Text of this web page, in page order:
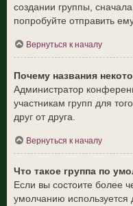
создании группы,
попробуйте отправить
Вернуться к началу
Почему названия
Администратор
участникам групп для
друг от друга.
Вернуться к началу
Что такое группа по
Если вы состоите более
умолчанию используется